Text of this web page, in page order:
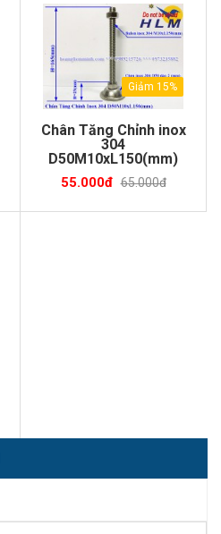
Giảm 15%
Chân Tăng Chỉnh inox
304
D50M10xL150(mm)
55.000đ 65.000đ